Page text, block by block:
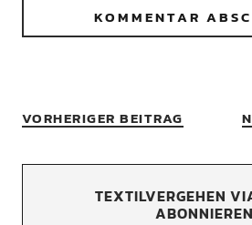
VORHERIGER BEITRAG
TEXTILVERGEHEN
ABONNIEREN